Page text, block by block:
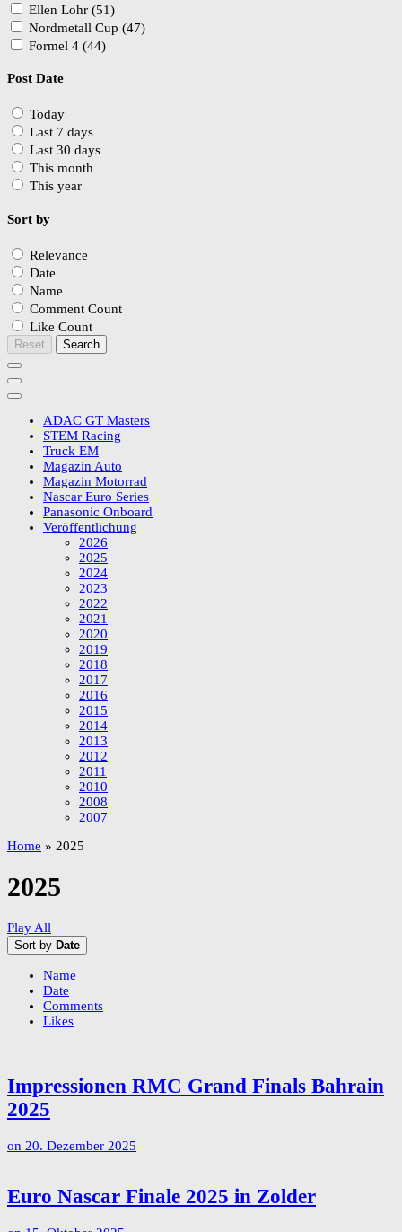
Ellen Lohr (51)
Nordmetall Cup (47)
Formel 4 (44)
Post Date
Today
Last 7 days
Last 30 days
This month
This year
Sort by
Relevance
Date
Name
Comment Count
Like Count
Reset Search
ADAC GT Masters
STEM Racing
Truck EM
Magazin Auto
Magazin Motorrad
Nascar Euro Series
Panasonic Onboard
Veröffentlichung
2026
2025
2024
2023
2022
2021
2020
2019
2018
2017
2016
2015
2014
2013
2012
2011
2010
2008
2007
Home » 2025
2025
Play All
Sort by Date
Name
Date
Comments
Likes
Impressionen RMC Grand Finals Bahrain
2025
on 20. Dezember 2025
Euro Nascar Finale 2025 in Zolder